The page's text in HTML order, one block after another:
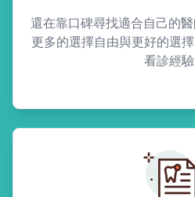
還在靠口碑尋找適合自己的
更多的選擇自由與更好的選
看診經驗